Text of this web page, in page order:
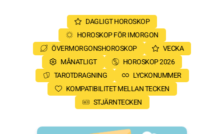
DAGLIGT HOROSKOP
HOROSKOP FÖR IMORGON
ÖVERMORGONSHOROSKOP
VECKA
MÅNATLIGT
HOROSKOP 2026
TAROTDRAGNING
LYCKONUMMER
KOMPATIBILITET MELLAN TECKEN
STJÄRNTECKEN